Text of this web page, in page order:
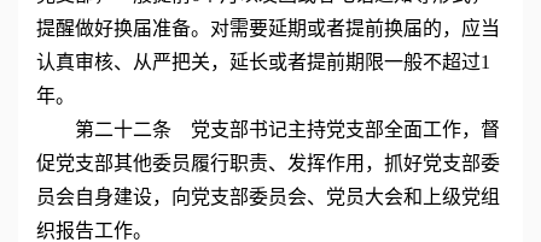
提醒做好换届准备。对需要延期或者提前换届的，应当
认真审核、从严把关，延长或者提前期限一般不超过1
年。
第二十二条 党支部书记主持党支部全面工作，督
促党支部其他委员履行职责、发挥作用，抓好党支部委
员会自身建设，向党支部委员会、党员大会和上级党组
织报告工作。